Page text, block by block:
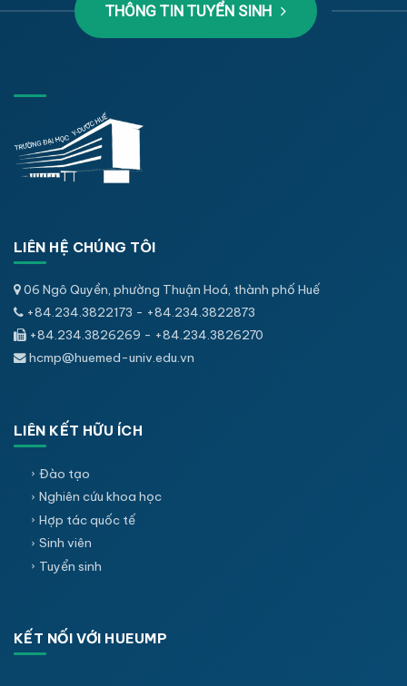
THÔNG TIN TUYỂN SINH
LIÊN HỆ CHÚNG TÔI
06 Ngô Quyền, phường Thuận Hoá, thành phố Huế
+84.234.3822173 - +84.234.3822873
+84.234.3826269 - +84.234.3826270
hcmp@huemed-univ.edu.vn
LIÊN KẾT HỮU ÍCH
Đào tạo
Nghiên cứu khoa học
Hợp tác quốc tế
Sinh viên
Tuyển sinh
KẾT NỐI VỚI HUEUMP